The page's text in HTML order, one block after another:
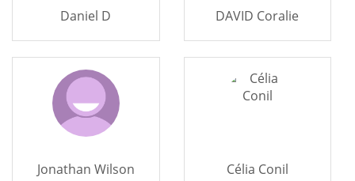
Daniel D DAVID Coralie
Jonathan Wilson Célia Conil